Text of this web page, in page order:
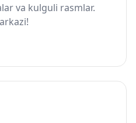
va kulguli rasmlar.